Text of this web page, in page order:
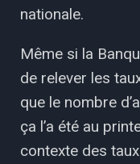
nationale.
Même si la
de relever les
que le nombre
ça l’a été au
contexte des